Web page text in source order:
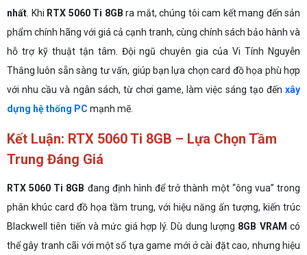
nhất . Khi RTX 5060 Ti 8GB ra mắt, chúng tôi cam kết mang đến sản
phẩm chính hãng với giá cả cạnh tranh, cùng chính sách bảo hành và
hỗ trợ kỹ thuật tận tâm. Đội ngũ chuyên gia của Vi Tính Nguyễn
Thắng luôn sẵn sàng tư vấn, giúp bạn lựa chọn card đồ họa phù hợp
với nhu cầu và ngân sách, từ chơi game, làm việc sáng tạo đến xây
dựng hệ thống PC mạnh mẽ.
Kết Luận: RTX 5060 Ti 8GB – Lựa Chọn Tầm
Trung Đáng Giá
RTX 5060 Ti 8GB đang định hình để trở thành một “ông vua” trong
phân khúc card đồ họa tầm trung, với hiệu năng ấn tượng, kiến trúc
Blackwell tiên tiến và mức giá hợp lý. Dù dung lượng 8GB VRAM có
thể gây tranh cãi với một số tựa game mới ở cài đặt cao, nhưng hiệu